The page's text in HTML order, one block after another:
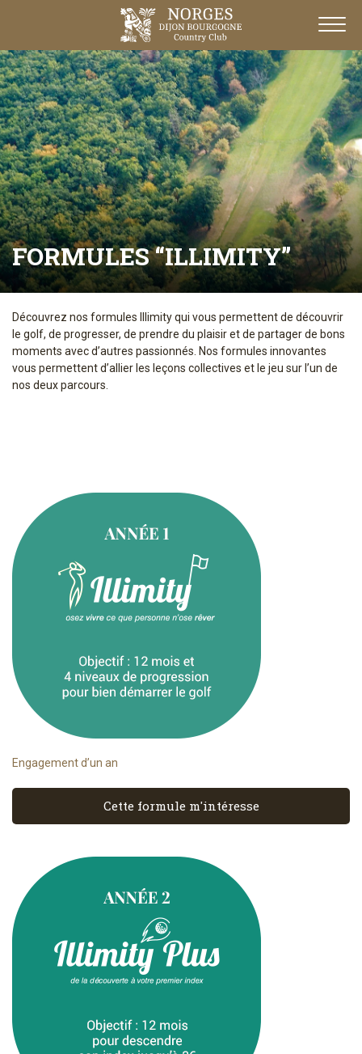
FORMULES “ILLIMITY”
Découvrez nos formules Illimity qui vous permettent de découvrir
le golf, de progresser, de prendre du plaisir et de partager de bons
moments avec d’autres passionnés. Nos formules innovantes
vous permettent d’allier les leçons collectives et le jeu sur l’un de
nos deux parcours.
Engagement d’un an
Cette formule m'intéresse